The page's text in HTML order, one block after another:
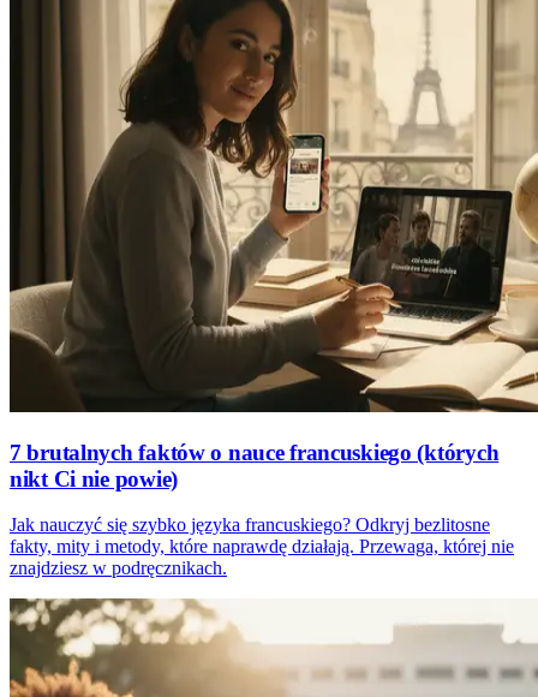
7 brutalnych faktów o nauce francuskiego (których
nikt Ci nie powie)
Jak nauczyć się szybko języka francuskiego? Odkryj bezlitosne
fakty, mity i metody, które naprawdę działają. Przewaga, której nie
znajdziesz w podręcznikach.